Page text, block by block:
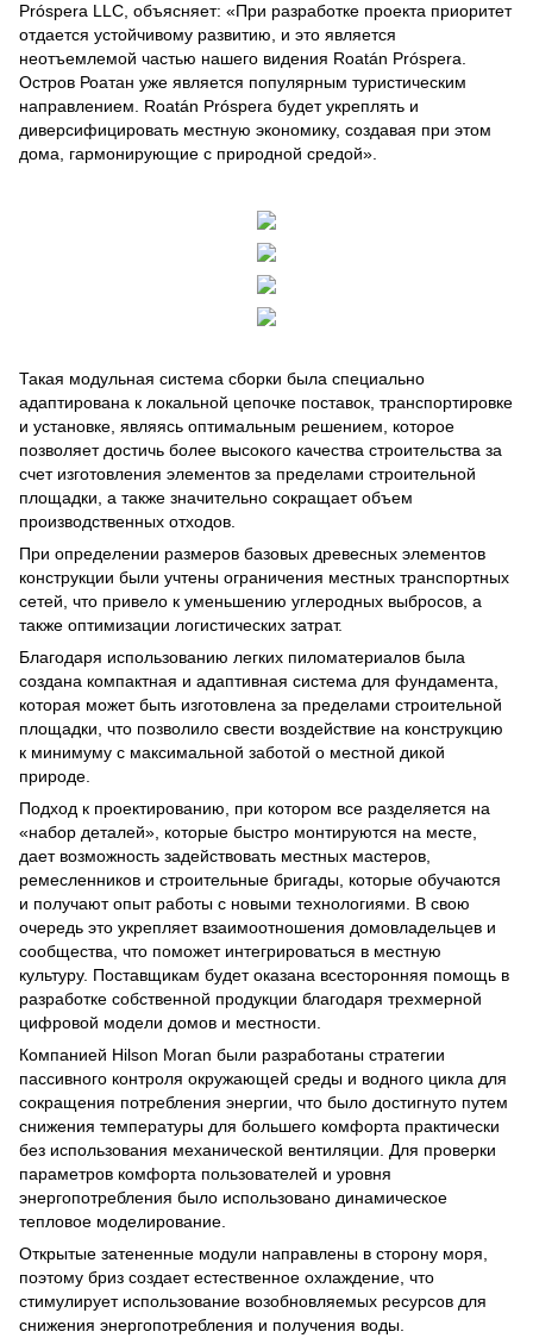
Próspera LLC, объясняет: «При разработке проекта приоритет
отдается устойчивому развитию, и это является
неотъемлемой частью нашего видения Roatán Próspera.
Остров Роатан уже является популярным туристическим
направлением. Roatán Próspera будет укреплять и
диверсифицировать местную экономику, создавая при этом
дома, гармонирующие с природной средой».
Такая модульная система сборки была специально
адаптирована к локальной цепочке поставок, транспортировке
и установке, являясь оптимальным решением, которое
позволяет достичь более высокого качества строительства за
счет изготовления элементов за пределами строительной
площадки, а также значительно сокращает объем
производственных отходов.
При определении размеров базовых древесных элементов
конструкции были учтены ограничения местных транспортных
сетей, что привело к уменьшению углеродных выбросов, а
также оптимизации логистических затрат.
Благодаря использованию легких пиломатериалов была
создана компактная и адаптивная система для фундамента,
которая может быть изготовлена за пределами строительной
площадки, что позволило свести воздействие на конструкцию
к минимуму с максимальной заботой о местной дикой
природе.
Подход к проектированию, при котором все разделяется на
«набор деталей», которые быстро монтируются на месте,
дает возможность задействовать местных мастеров,
ремесленников и строительные бригады, которые обучаются
и получают опыт работы с новыми технологиями. В свою
очередь это укрепляет взаимоотношения домовладельцев и
сообщества, что поможет интегрироваться в местную
культуру. Поставщикам будет оказана всесторонняя помощь в
разработке собственной продукции благодаря трехмерной
цифровой модели домов и местности.
Компанией Hilson Moran были разработаны стратегии
пассивного контроля окружающей среды и водного цикла для
сокращения потребления энергии, что было достигнуто путем
снижения температуры для большего комфорта практически
без использования механической вентиляции. Для проверки
параметров комфорта пользователей и уровня
энергопотребления было использовано динамическое
тепловое моделирование.
Открытые затененные модули направлены в сторону моря,
поэтому бриз создает естественное охлаждение, что
стимулирует использование возобновляемых ресурсов для
снижения энергопотребления и получения воды.